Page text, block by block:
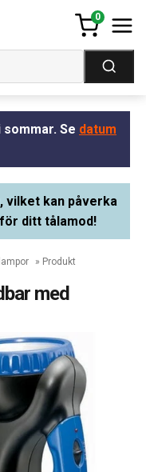
0
sommar. Se datum
vilket kan påverka
ditt tålamod!
» Produkt
med